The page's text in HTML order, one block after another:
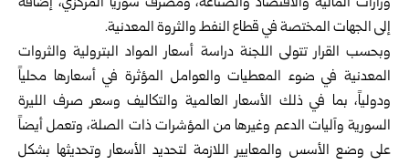
إلى الجهات المختصة في قطاع النفط والثروة المعدنية.
وبحسب القرار تتولى اللجنة دراسة أسعار المواد البترولية والثروات
المعدنية في ضوء المعطيات والعوامل المؤثرة في أسعارها محلياً
ودولياً، بما في ذلك الأسعار العالمية والتكاليف وسعر صرف الليرة
السورية وآليات الدعم وغيرها من المؤشرات ذات الصلة، وتعمل أيضاً
على وضع الأسس والمعايير اللازمة لتحديد الأسعار وتحديثها بشكل